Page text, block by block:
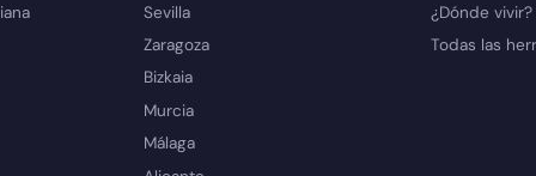
Sevilla
Zaragoza
Bizkaia
Murcia
Málaga
¿Dónde vivir?
Todas las